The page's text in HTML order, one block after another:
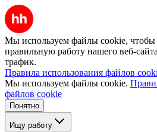
Мы используем файлы cookie, чтобы
правильную работу нашего веб-
трафик.
Правила использования файлов
Мы используем файлы cookie.
файлов cookie
Понятно
Ищу работу